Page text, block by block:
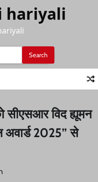
hariyali
सीएसआर विद ह्यूमन
अवार्ड 2025” से